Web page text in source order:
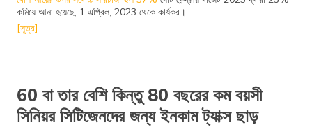
কমিয়ে আনা হয়েছে, 1 এপ্রিল, 2023 থেকে কার্যকর।
[সূত্র]
60 বা তার বেশি কিন্তু 80 বছরের কম বয়সী
সিনিয়র সিটিজেনদের জন্য ইনকাম ট্যাক্স ছাড়